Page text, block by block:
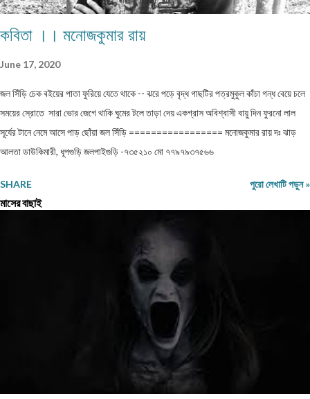
কবিতা ।। মনোজকুমার রায়
June 17, 2020
জল সিঁড়ি চেক বইয়ের পাতা ফুরিয়ে যেতে থাকে -- ঝরে পড়ে বৃদ্ধ গাছটির পত্রমুকুল কাঁচা গন্ধ বেয়ে চলে
সময়ের স্রোতে সারা ভোর জেগে থাকি ঘুমের টলে তাড়া দেয় একগ্রাস অবিশ্বাসী বায়ু দিন ফুরনো লাল
সূর্যের টানে নেমে আসে পাড় ছোঁয়া জল সিঁড়ি ================= মনোজকুমার রায় দঃ ঝাড়
আলতা ডাউকিমারী, ধূপগুড়ি জলপাইগুড়ি -৭৩৫২১০ মো ৭৭৯৭৯৩৭৫৬৬
SHARE পুরো লেখাটি পড়ুন »
মাসের বাছাই